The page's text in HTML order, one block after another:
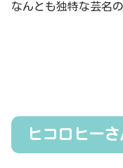
なんとも独特な芸名
ヒコロヒー